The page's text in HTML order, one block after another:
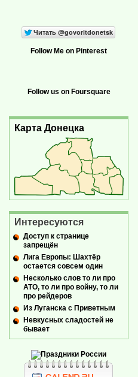
Follow Me on Pinterest
Follow us on Foursquare
Карта Донецка
Интересуются
Доступ к странице
запрещён
Лига Европы: Шахтёр
остается совсем один
Несколько слов то ли про
АТО, то ли про войну, то ли
про рейдеров
Из Луганска с Приветным
Невкусных сладостей не
бывает